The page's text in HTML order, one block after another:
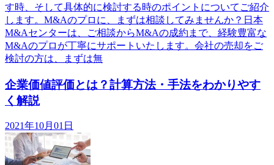
す時、そして具体的に検討する時のポイントについてご紹介
します。M&Aのプロに、まずは相談してみませんか？日本
M&Aセンターは、ご相談からM&Aの成約まで、経験豊富な
M&Aのプロが丁寧にサポートいたします。会社の売却をご
検討の方は、まずは無
企業価値評価とは？計算方法・手法をわかりやす
く解説
2021年10月01日